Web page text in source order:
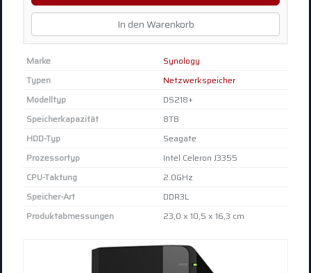
In den Warenkorb
Marke
Synology
Typen
Netzwerkspeicher
Modelltyp
DS218+
Speicherkapazität
8TB
HDD-Typ
Seagate
Prozessortyp
Intel Celeron J3355
CPU-Taktung
2.0GHz
Speicher-Art
DDR3L
Produktabmessungen
23,0 x 10,5 x 16,3 cm